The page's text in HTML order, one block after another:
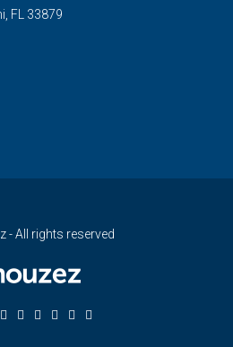
FL 33879
- All rights reserved